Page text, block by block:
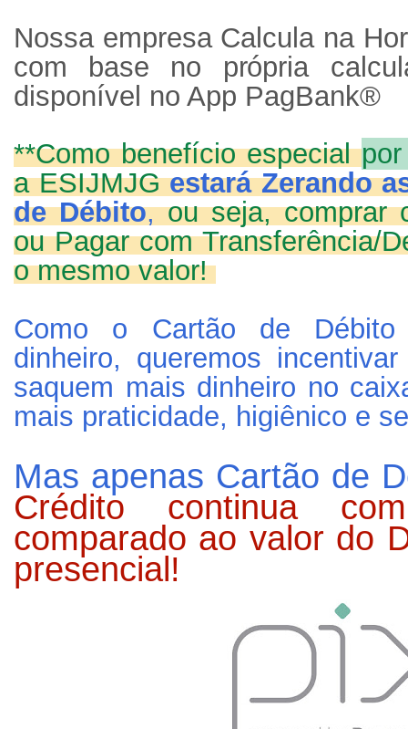
Nossa empresa Calcula na
com base no própria
disponível no App PagBank®️
**Como benefício especial
a ESIJMJG estará Zerando
de Débito,ou seja, comprar
ou Pagar com Transferência/
o mesmo valor!
Como o Cartão de
dinheiro, queremos
saquem mais dinheiro no
mais praticidade, higiênico e
Mas apenas Cartão de
Crédito continua
comparado ao valor do
presencial!